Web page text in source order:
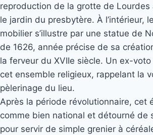
reproduction de la grotte de Lourdes
le jardin du presbytère. À l’intérieur,
mobilier s’illustre par une statue de
de 1626, année précise de sa
la ferveur du XVIIe siècle. Un ex-
cet ensemble religieux, rappelant la
pèlerinage du lieu.
Après la période révolutionnaire, cet
comme bien national et détourné de
pour servir de simple grenier à